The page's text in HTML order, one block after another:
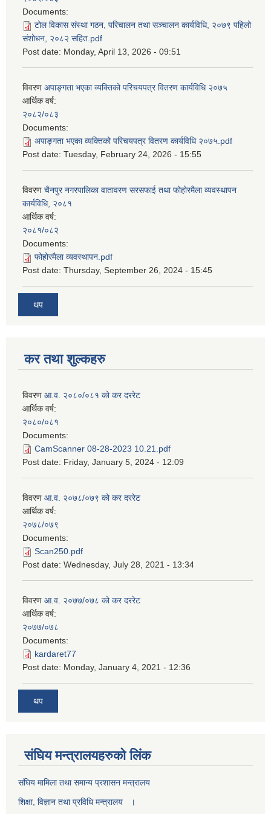
Documents:
टोल विकास संस्था गठन, परिचालन तथा सञ्चालन कार्यविधि, २०७९ पहिलो
संशोधन, २०८२ सहित.pdf
Post date: Monday, April 13, 2026 - 09:51
विवरण अपाङ्गता भएका व्यक्तिको परिचयपत्र वितरण कार्यविधि २०७५
आर्थिक वर्ष:
२०८२/०८३
Documents:
अपाङ्गता भएका व्यक्तिको परिचयपत्र वितरण कार्यविधि २०७५.pdf
Post date: Tuesday, February 24, 2026 - 15:55
विवरण चैनपुर नगरपालिका वातावरण सरसफाई तथा फोहोरमैला व्यवस्थापन
कार्यविधि, २०८१
आर्थिक वर्ष:
२०८१/०८२
Documents:
फोहोरमैला व्यवस्थापन.pdf
Post date: Thursday, September 26, 2024 - 15:45
थप
कर तथा शुल्कहरु
विवरण आ.व. २०८०/०८१ को कर दररेट
आर्थिक वर्ष:
२०८०/०८१
Documents:
CamScanner 08-28-2023 10.21.pdf
Post date: Friday, January 5, 2024 - 12:09
विवरण आ.व. २०७८/०७९ को कर दररेट
आर्थिक वर्ष:
२०७८/०७९
Documents:
Scan250.pdf
Post date: Wednesday, July 28, 2021 - 13:34
विवरण आ.व. २०७७/०७८ को कर दररेट
आर्थिक वर्ष:
२०७७/०७८
Documents:
kardaret77
Post date: Monday, January 4, 2021 - 12:36
थप
स‌ंघिय मन्त्रालयहरुको लिंक
स‌ंघिय मामिला तथा समान्य प्रशासन मन्त्रालय
शिक्षा, विज्ञान तथा प्रविधि मन्त्रालय ।